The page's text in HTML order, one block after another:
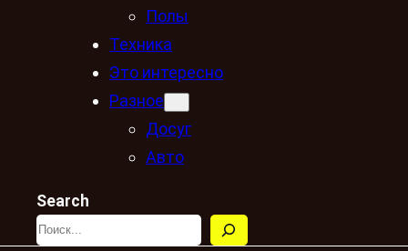
Полы
Техника
Это интересно
Разное
Досуг
Авто
Search